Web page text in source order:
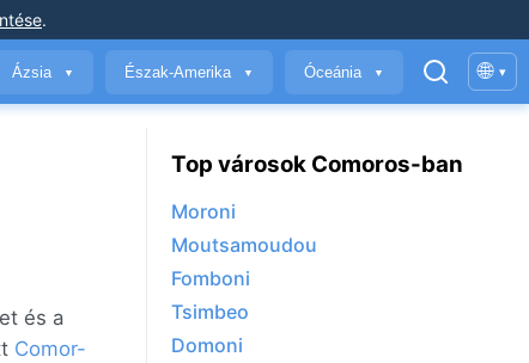
.
Ázsia ▼ Észak-Amerika ▼ Óceánia ▼ 🌐 ▾
és a
Comor-
Top városok Comoros-ban
Moroni
Moutsamoudou
Fomboni
Tsimbeo
Domoni